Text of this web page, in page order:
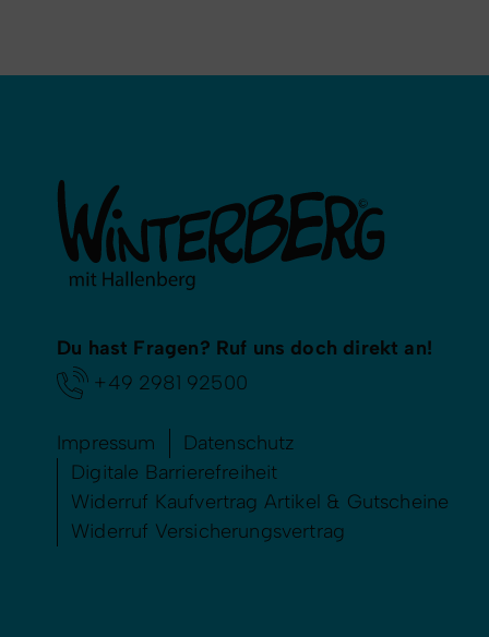
Du hast Fragen? Ruf uns doch direkt an!
+49 2981 92500
Impressum
Datenschutz
Digitale Barrierefreiheit
Widerruf Kaufvertrag Artikel & Gutscheine
Widerruf Versicherungsvertrag